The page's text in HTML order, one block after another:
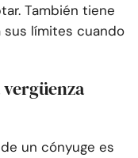
También tiene
sus límites cuando
vergüenza
un cónyuge es